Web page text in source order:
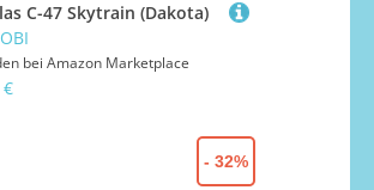
C-47 Skytrain (Dakota)
bei Amazon Marketplace
€
- 32%